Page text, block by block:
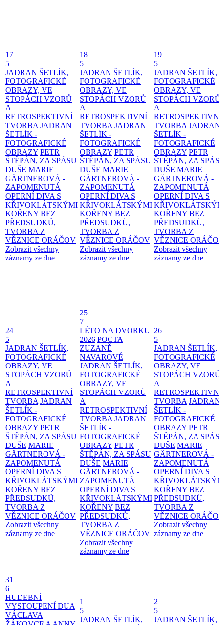
17
5
JADRAN ŠETLÍK,
FOTOGRAFICKÉ
OBRAZY, VE
STOPÁCH VZORŮ
A
RETROSPEKTIVNÍ
TVORBA JADRAN
ŠETLÍK -
FOTOGRAFICKÉ
OBRAZY PETR
ŠTĚPÁN, ZA SPÁSU
DUŠE MARIE
GÄRTNEROVÁ -
ZAPOMENUTÁ
OPERNÍ DIVA S
KŘIVOKLÁTSKÝMI
KOŘENY BEZ
PŘEDSUDKŮ,
TVORBA Z
VĚZNICE ORÁČOV
Zobrazit všechny
záznamy ze dne
18
5
JADRAN ŠETLÍK,
FOTOGRAFICKÉ
OBRAZY, VE
STOPÁCH VZORŮ
A
RETROSPEKTIVNÍ
TVORBA JADRAN
ŠETLÍK -
FOTOGRAFICKÉ
OBRAZY PETR
ŠTĚPÁN, ZA SPÁSU
DUŠE MARIE
GÄRTNEROVÁ -
ZAPOMENUTÁ
OPERNÍ DIVA S
KŘIVOKLÁTSKÝMI
KOŘENY BEZ
PŘEDSUDKŮ,
TVORBA Z
VĚZNICE ORÁČOV
Zobrazit všechny
záznamy ze dne
19
5
JADRAN ŠETLÍK,
FOTOGRAFICKÉ
OBRAZY, VE
STOPÁCH
A
TVORBA
ŠETLÍK -
FOTOGRAFICKÉ
OBRAZY PETR
ŠTĚPÁN, ZA
DUŠE MARIE
GÄRTNEROVÁ -
ZAPOMENUTÁ
OPERNÍ DIVA S
KOŘENY BEZ
PŘEDSUDKŮ,
TVORBA Z
VĚZNICE
Zobrazit všechny
záznamy ze dne
24
5
JADRAN ŠETLÍK,
FOTOGRAFICKÉ
OBRAZY, VE
STOPÁCH VZORŮ
A
RETROSPEKTIVNÍ
TVORBA JADRAN
ŠETLÍK -
FOTOGRAFICKÉ
OBRAZY PETR
ŠTĚPÁN, ZA SPÁSU
DUŠE MARIE
GÄRTNEROVÁ -
ZAPOMENUTÁ
OPERNÍ DIVA S
KŘIVOKLÁTSKÝMI
KOŘENY BEZ
PŘEDSUDKŮ,
TVORBA Z
VĚZNICE ORÁČOV
Zobrazit všechny
záznamy ze dne
25
7
LÉTO NA DVORKU
2026 POCTA
ZUZANĚ
NAVAROVÉ
JADRAN ŠETLÍK,
FOTOGRAFICKÉ
OBRAZY, VE
STOPÁCH VZORŮ
A
RETROSPEKTIVNÍ
TVORBA JADRAN
ŠETLÍK -
FOTOGRAFICKÉ
OBRAZY PETR
ŠTĚPÁN, ZA SPÁSU
DUŠE MARIE
GÄRTNEROVÁ -
ZAPOMENUTÁ
OPERNÍ DIVA S
KŘIVOKLÁTSKÝMI
KOŘENY BEZ
PŘEDSUDKŮ,
TVORBA Z
VĚZNICE ORÁČOV
Zobrazit všechny
záznamy ze dne
26
5
JADRAN ŠETLÍK,
FOTOGRAFICKÉ
OBRAZY, VE
STOPÁCH
A
TVORBA
ŠETLÍK -
FOTOGRAFICKÉ
OBRAZY PETR
ŠTĚPÁN, ZA
DUŠE MARIE
GÄRTNEROVÁ -
ZAPOMENUTÁ
OPERNÍ DIVA S
KOŘENY BEZ
PŘEDSUDKŮ,
TVORBA Z
VĚZNICE
Zobrazit všechny
záznamy ze dne
31
6
HUDEBNÍ
VYSTOUPENÍ DUA
VÁCLAVA
1
5
JADRAN ŠETLÍK,
2
5
JADRAN ŠETLÍK,